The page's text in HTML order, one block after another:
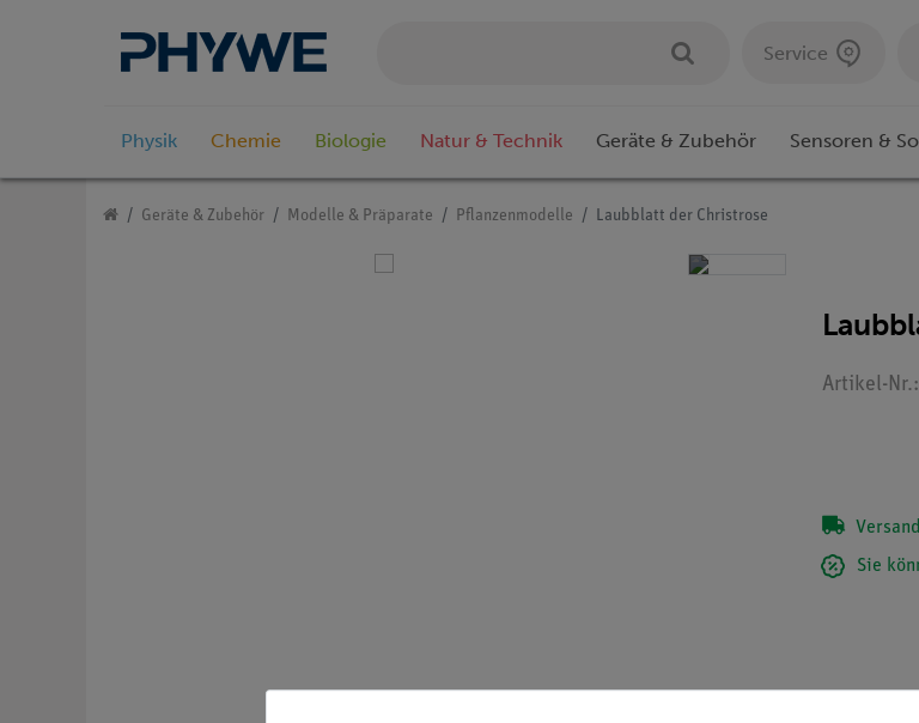
Service
Physik Chemie Biologie Natur & Technik Geräte & Zubehör Sensoren &
Geräte & Zubehör Modelle & Präparate Pflanzenmodelle Laubblatt der Christrose
Artikel-
Sie